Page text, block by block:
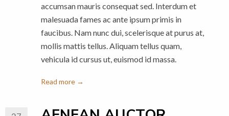
accumsan mauris consequat sed. Interdum et
malesuada fames ac ante ipsum primis in
faucibus. Nam nunc dui, scelerisque at purus at,
mollis mattis tellus. Aliquam tellus quam,
vehicula id cursus ut, euismod id massa.
Read more →